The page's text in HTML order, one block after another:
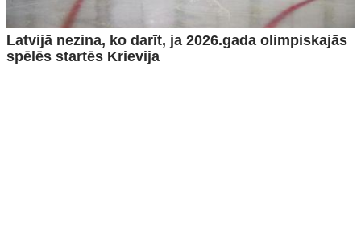
Latvijā nezina, ko darīt, ja 2026.gada olimpiskajās
spēlēs startēs Krievija